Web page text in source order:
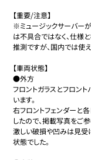
【重要/注意】
※ミュージックサーバー
は不具合ではなく、仕様
推測ですが、国内では使
【車両状態】
●外方
フロントガラスとフロン
います。
右フロントフェンダーと
したので、掲載写真をご参
激しい破損や凹みは見受
状態でした。